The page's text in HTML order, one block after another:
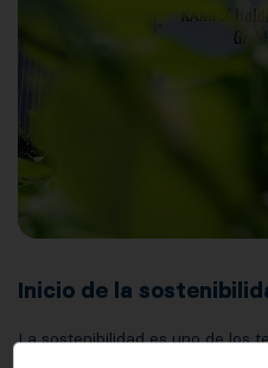
Inicio de la
La sostenibilidad es uno de los